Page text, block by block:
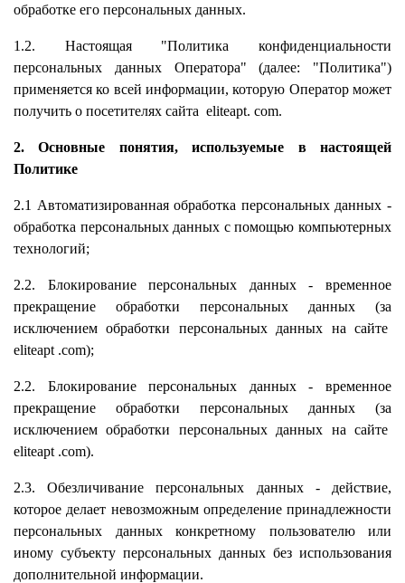
обработке его персональных данных.
1.2. Настоящая "Политика конфиденциальности
персональных данных Оператора" (далее: "Политика")
применяется ко всей информации, которую Оператор может
получить о посетителях сайта eliteapt. com.
2. Основные понятия, используемые в настоящей
Политике
2.1 Автоматизированная обработка персональных данных -
обработка персональных данных с помощью компьютерных
технологий;
2.2. Блокирование персональных данных - временное
прекращение обработки персональных данных (за
исключением обработки персональных данных на сайте
eliteapt .com);
2.2. Блокирование персональных данных - временное
прекращение обработки персональных данных (за
исключением обработки персональных данных на сайте
eliteapt .com).
2.3. Обезличивание персональных данных - действие,
которое делает невозможным определение принадлежности
персональных данных конкретному пользователю или
иному субъекту персональных данных без использования
дополнительной информации.